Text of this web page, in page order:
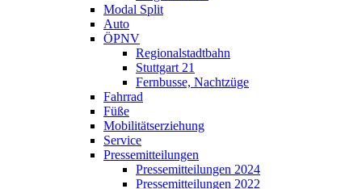
Modal Split
Auto
ÖPNV
Regionalstadtbahn
Stuttgart 21
Fernbusse, Nachtzüge
Fahrrad
Füße
Mobilitätserziehung
Service
Pressemitteilungen
Pressemitteilungen 2024
Pressemitteilungen 2022